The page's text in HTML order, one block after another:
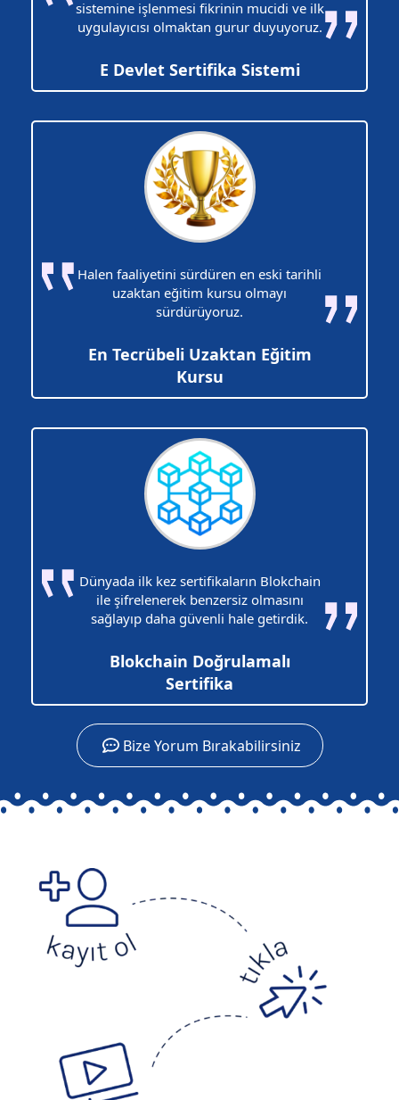
sistemine işlenmesi fikrinin mucidi ve ilk
uygulayıcısı olmaktan gurur duyuyoruz.
E Devlet Sertifika Sistemi
Halen faaliyetini sürdüren en eski tarihli
uzaktan eğitim kursu olmayı
sürdürüyoruz.
En Tecrübeli Uzaktan Eğitim
Kursu
Dünyada ilk kez sertifikaların Blokchain
ile şifrelenerek benzersiz olmasını
sağlayıp daha güvenli hale getirdik.
Blokchain Doğrulamalı
Sertifika
Bize Yorum Bırakabilirsiniz